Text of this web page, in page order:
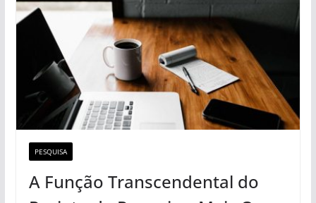
PESQUISA
A Função Transcendental do